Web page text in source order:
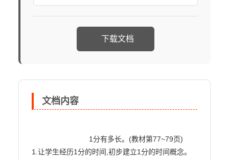
下载文档
文档内容
1.让学生经历1分的时间,初步建立1分的时间概念。